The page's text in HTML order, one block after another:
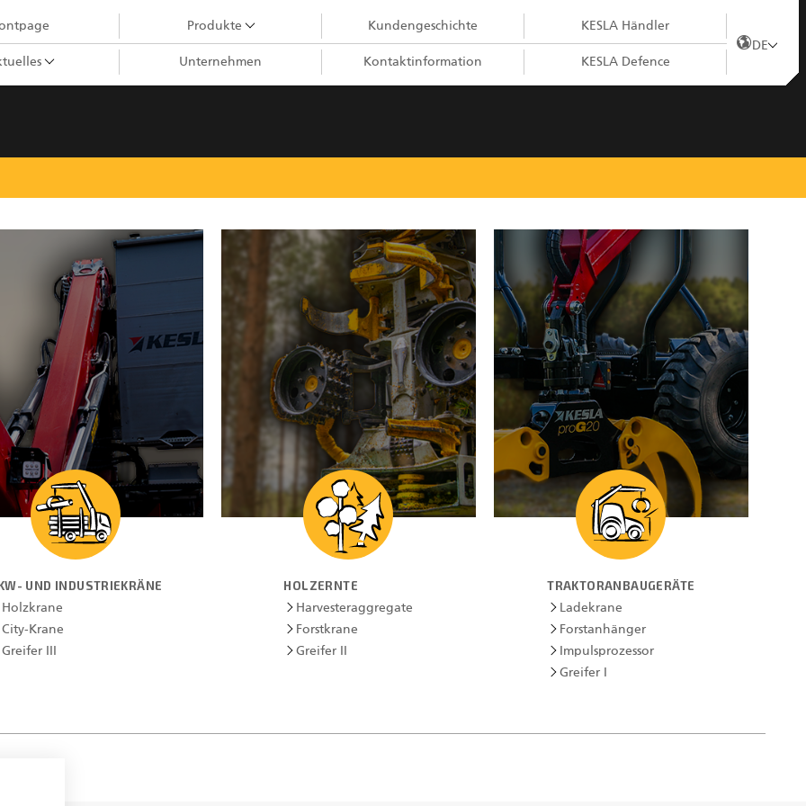
Produkte
Harvesteraggregate
Greifer II
Ladekrane
Forstanhänger
Impulsprozessor
Kundengeschichte KESLA Händler
Unternehmen Kontaktinformation KESLA Defence
DE
UND INDUSTRIEKRÄNE
Holzkrane
City-Krane
Greifer III
HOLZERNTE
Harvesteraggregate
Forstkrane
Greifer II
TRAKTORANBAUGERÄTE
Ladekrane
Forstanhänger
Impulsprozessor
Greifer I